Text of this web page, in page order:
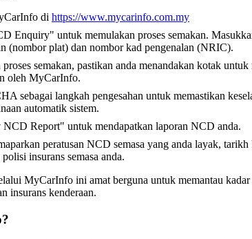
di https://www.mycarinfo.com.my
Enquiry" untuk memulakan proses semakan.
(nombor plat) dan nombor kad pengenalan (NRIC).
semakan, pastikan anda menandakan kotak untuk
oleh MyCarInfo.
sebagai langkah pengesahan untuk memastikan
automatik sistem.
Report" untuk mendapatkan laporan NCD anda.
peratusan NCD semasa yang anda layak,
insurans semasa anda.
MyCarInfo ini amat berguna untuk memantau
insurans kenderaan.